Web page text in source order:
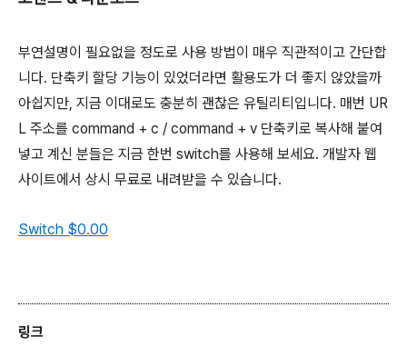
부연설명이 필요없을 정도로 사용 방법이 매우 직관적이고 간단합
니다. 단축키 할당 기능이 있었더라면 활용도가 더 좋지 않았을까
아쉽지만, 지금 이대로도 충분히 괜찮은 유틸리티입니다. 매번 UR
L 주소를 command + c / command + v 단축키로 복사해 붙여
넣고 계신 분들은 지금 한번 switch를 사용해 보세요. 개발자 웹
사이트에서 상시 무료로 내려받을 수 있습니다.
Switch $0.00
링크